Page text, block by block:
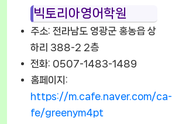
빅토리아영어학원
주소: 전라남도 영광군 홍농읍 상
하리 388-2 2층
전화: 0507-1483-1489
홈페이지:
https://m.cafe.naver.com/ca-
fe/greenym4pt